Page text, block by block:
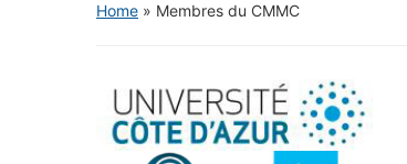
Home » Membres du CMMC